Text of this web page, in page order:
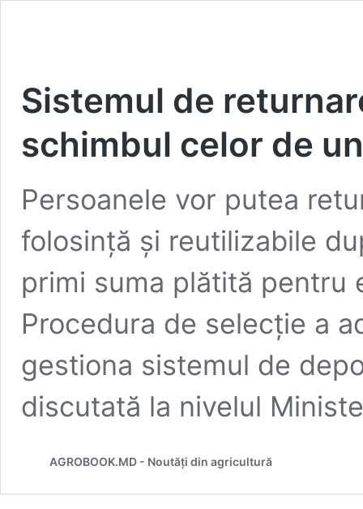
Sistemul de
schimbul celor de
Persoanele vor putea
folosință și reutilizabile
primi suma plătită pentru
Procedura de selecție a
gestiona sistemul de
discutată la nivelul
AGROBOOK.MD - Noutăți din agricultură